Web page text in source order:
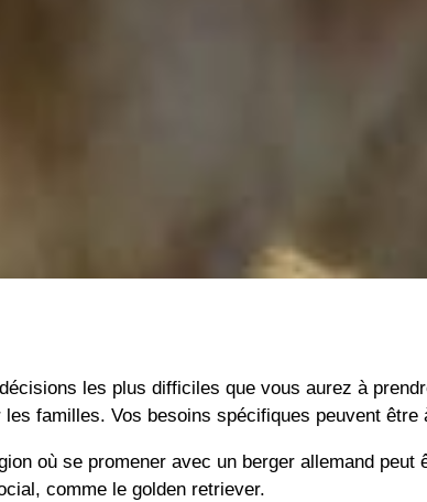
les plus difficiles que vous aurez à
familles. Vos besoins spécifiques peuvent être
où se promener avec un berger allemand
comme le golden retriever.